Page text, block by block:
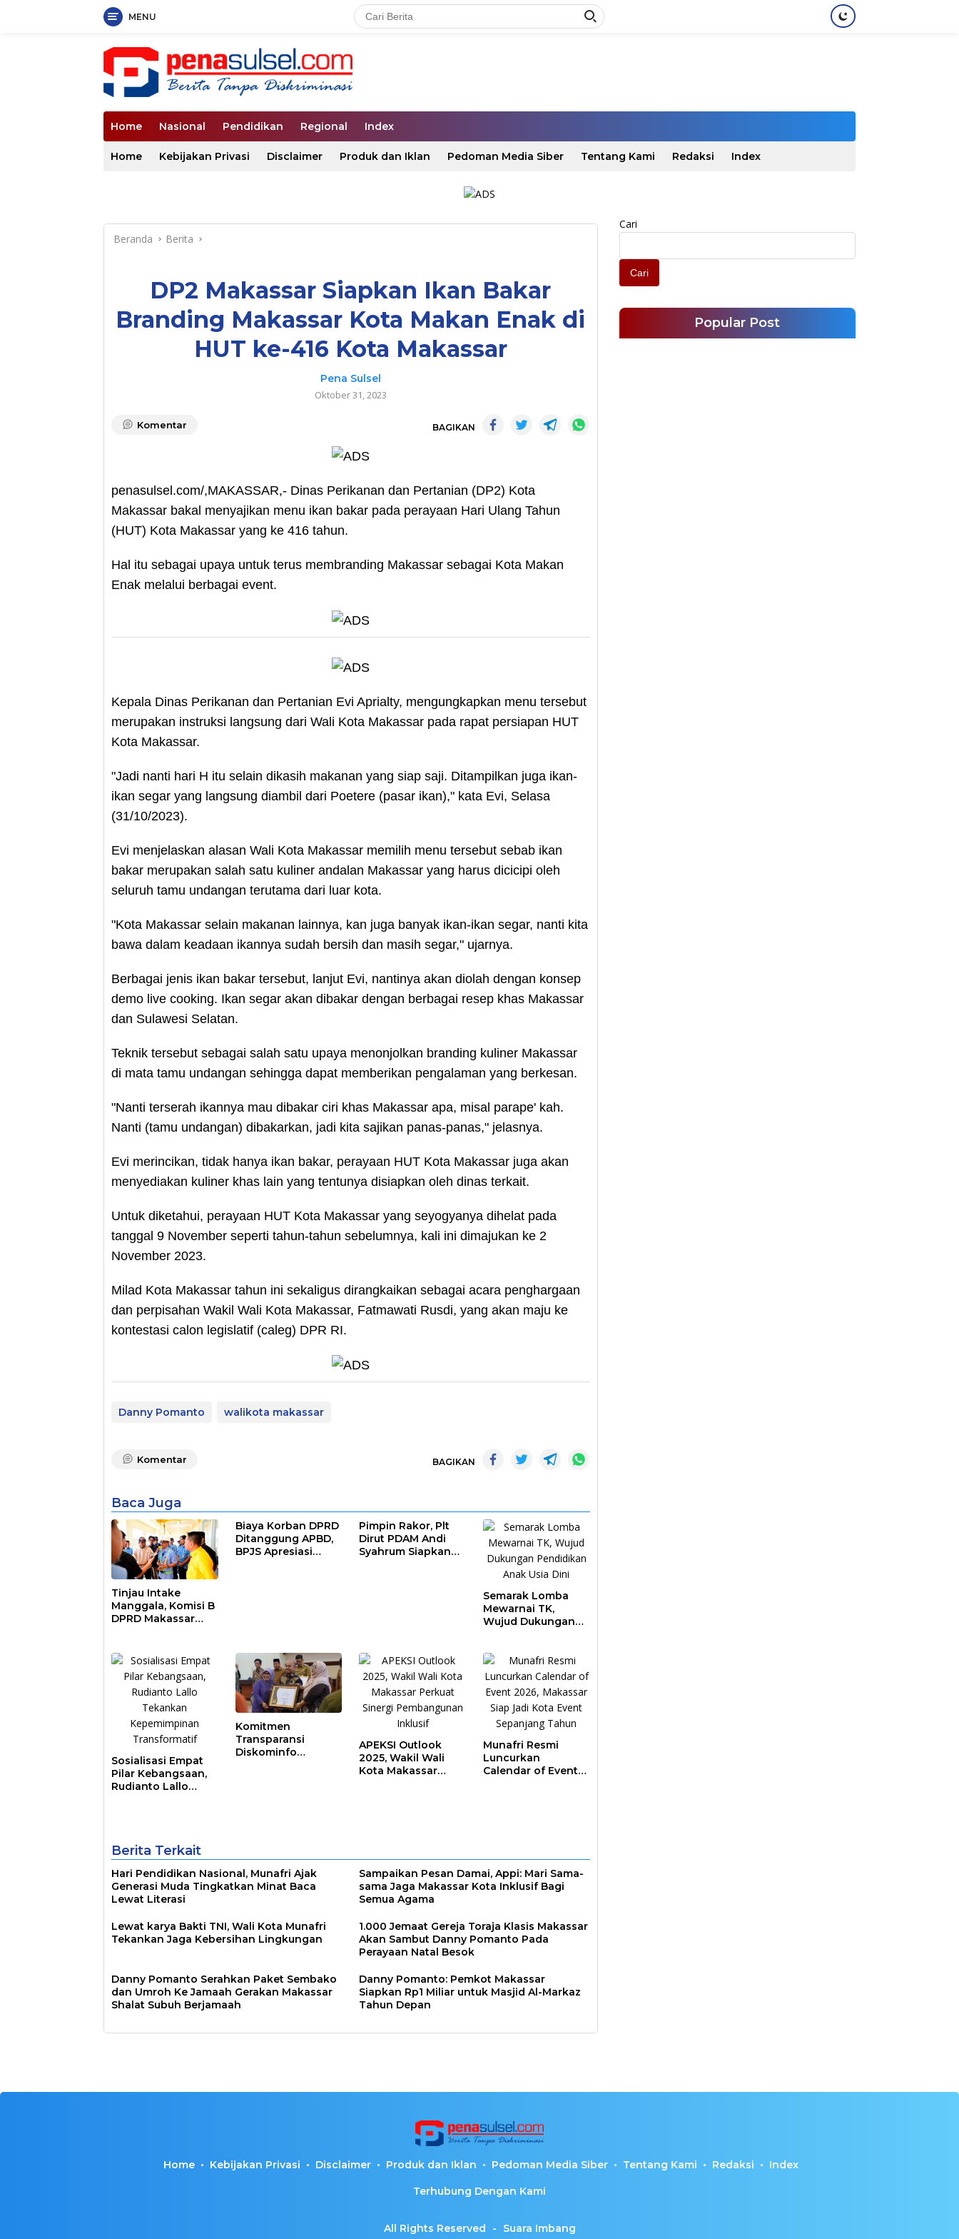
MENU
Home Nasional Pendidikan Regional Index
Home Kebijakan Privasi Disclaimer Produk dan Iklan Pedoman Media Siber Tentang Kami Redaksi Index
Beranda Berita
DP2 Makassar Siapkan Ikan Bakar
Branding Makassar Kota Makan Enak di
HUT ke-416 Kota Makassar
Pena Sulsel
Oktober 31, 2023
Komentar BAGIKAN
­penasulsel.com/,MAKASSAR,- Dinas Perikanan dan Pertanian (DP2) Kota
Makassar bakal menyajikan menu ikan bakar pada perayaan Hari Ulang Tahun
(HUT) Kota Makassar yang ke 416 tahun.
Hal itu sebagai upaya untuk terus membranding Makassar sebagai Kota Makan
Enak melalui berbagai event.
Kepala Dinas Perikanan dan Pertanian Evi Aprialty, mengungkapkan menu tersebut
merupakan instruksi langsung dari Wali Kota Makassar pada rapat persiapan HUT
Kota Makassar.
"Jadi nanti hari H itu selain dikasih makanan yang siap saji. Ditampilkan juga ikan-
ikan segar yang langsung diambil dari Poetere (pasar ikan)," kata Evi, Selasa
(31/10/2023).
Evi menjelaskan alasan Wali Kota Makassar memilih menu tersebut sebab ikan
bakar merupakan salah satu kuliner andalan Makassar yang harus dicicipi oleh
seluruh tamu undangan terutama dari luar kota.
"Kota Makassar selain makanan lainnya, kan juga banyak ikan-ikan segar, nanti kita
bawa dalam keadaan ikannya sudah bersih dan masih segar," ujarnya.
Berbagai jenis ikan bakar tersebut, lanjut Evi, nantinya akan diolah dengan konsep
demo live cooking. Ikan segar akan dibakar dengan berbagai resep khas Makassar
dan Sulawesi Selatan.
Teknik tersebut sebagai salah satu upaya menonjolkan branding kuliner Makassar
di mata tamu undangan sehingga dapat memberikan pengalaman yang berkesan.
"Nanti terserah ikannya mau dibakar ciri khas Makassar apa, misal parape' kah.
Nanti (tamu undangan) dibakarkan, jadi kita sajikan panas-panas," jelasnya.
Evi merincikan, tidak hanya ikan bakar, perayaan HUT Kota Makassar juga akan
menyediakan kuliner khas lain yang tentunya disiapkan oleh dinas terkait.
Untuk diketahui, perayaan HUT Kota Makassar yang seyogyanya dihelat pada
tanggal 9 November seperti tahun-tahun sebelumnya, kali ini dimajukan ke 2
November 2023.
Milad Kota Makassar tahun ini sekaligus dirangkaikan sebagai acara penghargaan
dan perpisahan Wakil Wali Kota Makassar, Fatmawati Rusdi, yang akan maju ke
kontestasi calon legislatif (caleg) DPR RI.
Danny Pomanto walikota makassar
Komentar BAGIKAN
Baca Juga
Tinjau Intake
Manggala, Komisi B
DPRD Makassar
Biaya Korban DPRD
Ditanggung APBD,
BPJS Apresiasi
Pimpin Rakor, Plt
Dirut PDAM Andi
Syahrum Siapkan
Semarak Lomba
Mewarnai TK,
Wujud Dukungan
Sosialisasi Empat
Pilar Kebangsaan,
Rudianto Lallo
Komitmen
Transparansi
Diskominfo
APEKSI Outlook
2025, Wakil Wali
Kota Makassar
Munafri Resmi
Luncurkan
Calendar of Event
Berita Terkait
Hari Pendidikan Nasional, Munafri Ajak
Generasi Muda Tingkatkan Minat Baca
Lewat Literasi
Sampaikan Pesan Damai, Appi: Mari Sama-
sama Jaga Makassar Kota Inklusif Bagi
Semua Agama
Lewat karya Bakti TNI, Wali Kota Munafri
Tekankan Jaga Kebersihan Lingkungan
1.000 Jemaat Gereja Toraja Klasis Makassar
Akan Sambut Danny Pomanto Pada
Perayaan Natal Besok
Danny Pomanto Serahkan Paket Sembako
dan Umroh Ke Jamaah Gerakan Makassar
Shalat Subuh Berjamaah
Danny Pomanto: Pemkot Makassar
Siapkan Rp1 Miliar untuk Masjid Al-Markaz
Tahun Depan
Cari
Cari
Popular Post
Home Kebijakan Privasi Disclaimer Produk dan Iklan Pedoman Media Siber Tentang Kami Redaksi Index
Terhubung Dengan Kami
All Rights Reserved - Suara Imbang